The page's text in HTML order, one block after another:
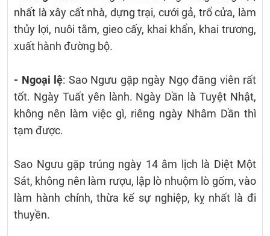
nhất là xây cất nhà, dựng trại, cưới gả, trổ cửa, làm
thủy lợi, nuôi tằm, gieo cấy, khai khẩn, khai trương,
xuất hành đường bộ.
- Ngoại lệ: Sao Ngưu gặp ngày Ngọ đăng viên rất
tốt. Ngày Tuất yên lành. Ngày Dần là Tuyệt Nhật,
không nên làm việc gì, riêng ngày Nhâm Dần thì
tạm được.
Sao Ngưu gặp trúng ngày 14 âm lịch là Diệt Một
Sát, không nên làm rượu, lập lò nhuộm lò gốm, vào
làm hành chính, thừa kế sự nghiệp, kỵ nhất là đi
thuyền.